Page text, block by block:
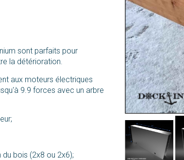
sont parfaits pour
la détérioration.
aux moteurs électriques
9.9 forces avec un arbre
bois (2x8 ou 2x6);